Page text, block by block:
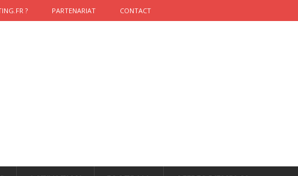
? PARTENARIAT CONTACT